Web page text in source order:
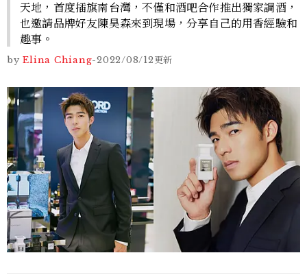
天地，首度插旗南台灣，不僅和酒吧合作推出獨家調酒，
也邀請品牌好友陳昊森來到現場，分享自己的用香經驗和
趣事。
by Elina Chiang-2022/08/12更新